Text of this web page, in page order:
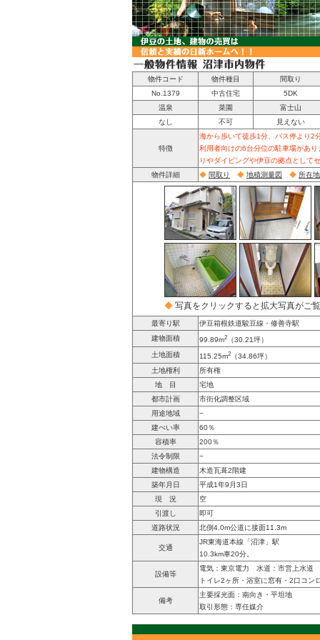
物件コード 物件種目
間取り
No.1379
中古住宅
5DK
温泉
菜園
富士山
なし
不可 見えない
特徴
海から歩いて徒歩1分、バス停より2
利用者向けの6台分位の駐車場があ
りやダイビングや伊豆の拠点として
物件詳細
◆ 間取り ◆ 地積測量図 ◆ 所在
◆ 写真をクリックすると拡大写真がご
最寄り駅
伊豆箱根鉄道駿豆線・修善寺駅
建物面積
99.89m2 （30.21坪）
土地面積
115.25m2 （34.86坪）
土地権利
所有権
地 目
宅地
都市計画
市街化調整区域
用途地域
−
建ぺい率
60％
容積率
200％
法令制限
−
建物構造
木造瓦葺2階建
築年月日
平成1年9月3日
現 況
空
引渡し
即可
道路状況
北側4.0m公道に接面11.3m
交通
JR東海道本線「沼津」駅
10.3km車20分。
設備等
電気：東京電力 水道：市営上水
トイレ2ヶ所・浴室に窓有・2口コン
備考
主要採光面：南向き・平坦地
取引形態：専任媒介